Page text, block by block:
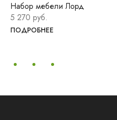
Набор мебели Лорд
5 270 руб.
ПОДРОБНЕЕ